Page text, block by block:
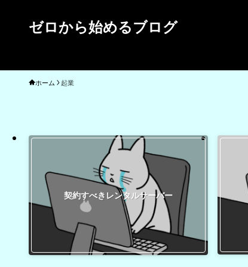
ゼロから始めるブログ
ホーム 起業
契約すべきレンタルサーバー